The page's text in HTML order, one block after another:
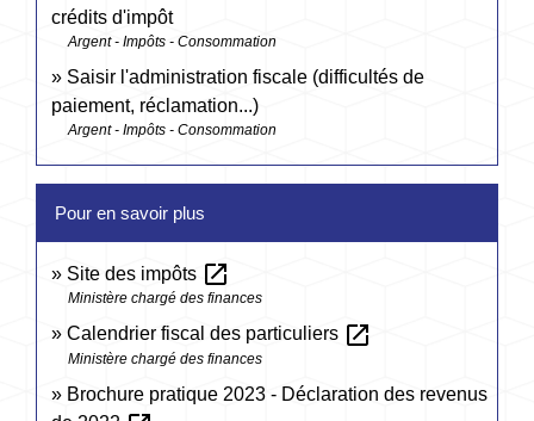
crédits d'impôt
Argent - Impôts - Consommation
Saisir l'administration fiscale (difficultés de
paiement, réclamation...)
Argent - Impôts - Consommation
Pour en savoir plus
Site des impôts open_in_new
Ministère chargé des finances
Calendrier fiscal des particuliers open_in_new
Ministère chargé des finances
Brochure pratique 2023 - Déclaration des revenus